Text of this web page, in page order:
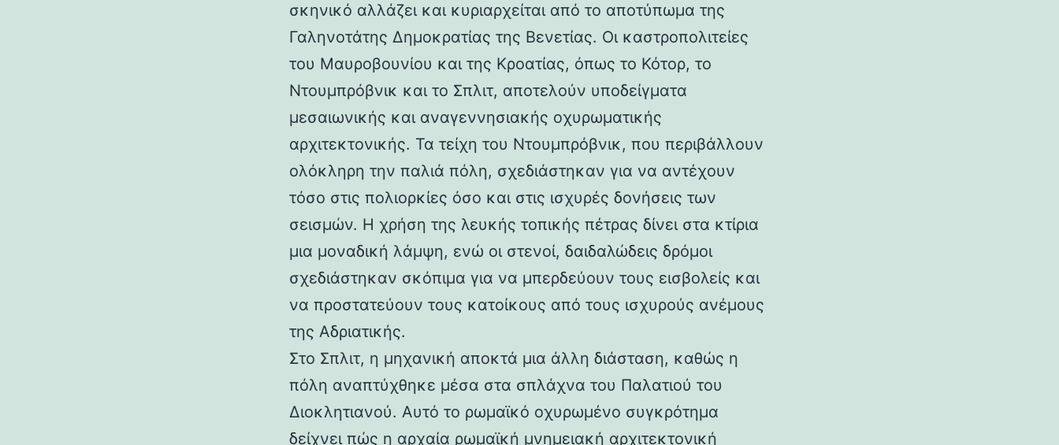
σκηνικό αλλάζει και κυριαρχείται από το αποτύπωμα της
Γαληνοτάτης Δημοκρατίας της Βενετίας. Οι καστροπολιτείες
του Μαυροβουνίου και της Κροατίας, όπως το Κότορ, το
Ντουμπρόβνικ και το Σπλιτ, αποτελούν υποδείγματα
μεσαιωνικής και αναγεννησιακής οχυρωματικής
αρχιτεκτονικής. Τα τείχη του Ντουμπρόβνικ, που περιβάλλουν
ολόκληρη την παλιά πόλη, σχεδιάστηκαν για να αντέχουν
τόσο στις πολιορκίες όσο και στις ισχυρές δονήσεις των
σεισμών. Η χρήση της λευκής τοπικής πέτρας δίνει στα κτίρια
μια μοναδική λάμψη, ενώ οι στενοί, δαιδαλώδεις δρόμοι
σχεδιάστηκαν σκόπιμα για να μπερδεύουν τους εισβολείς και
να προστατεύουν τους κατοίκους από τους ισχυρούς ανέμους
της Αδριατικής.
Στο Σπλιτ, η μηχανική αποκτά μια άλλη διάσταση, καθώς η
πόλη αναπτύχθηκε μέσα στα σπλάχνα του Παλατιού του
Διοκλητιανού. Αυτό το ρωμαϊκό οχυρωμένο συγκρότημα
δείχνει πώς η αρχαία ρωμαϊκή μνημειακή αρχιτεκτονική